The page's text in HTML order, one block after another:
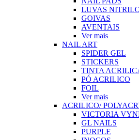
LUVAS
GOIVAS
AVENTAIS
Ver mais
NAIL ART
SPIDER GEL
STICKERS
TINTA
PÓ ACRILICO
FOIL
Ver mais
ACRILICO/
VICTORIA
GL NAILS
PURPLE